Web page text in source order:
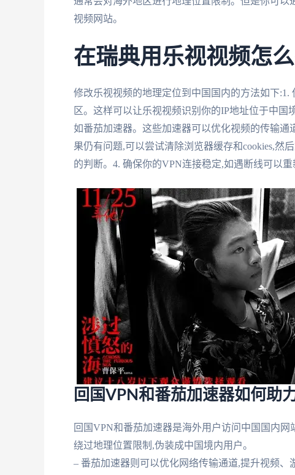
视频网站。
在瑞典用乐视视频怎
修改乐视视频的地理定位到中国国内的方法如下
区。这样可以让乐视视频识别你的IP地址位于中
如番茄加速器。这些加速器可以优化视频的传输
果仍有问题,可以尝试清除浏览器缓存和cookies,然
的判断。4. 确保你的VPN连接稳定,如遇断线可以
回国VPN和番茄加速器如何助
回国VPN和番茄加速器是海外用户访问中国国内
绕过地理位置限制,伪装成中国境内用户。
– 番茄加速器则可以优化网络传输通道,提升视频、